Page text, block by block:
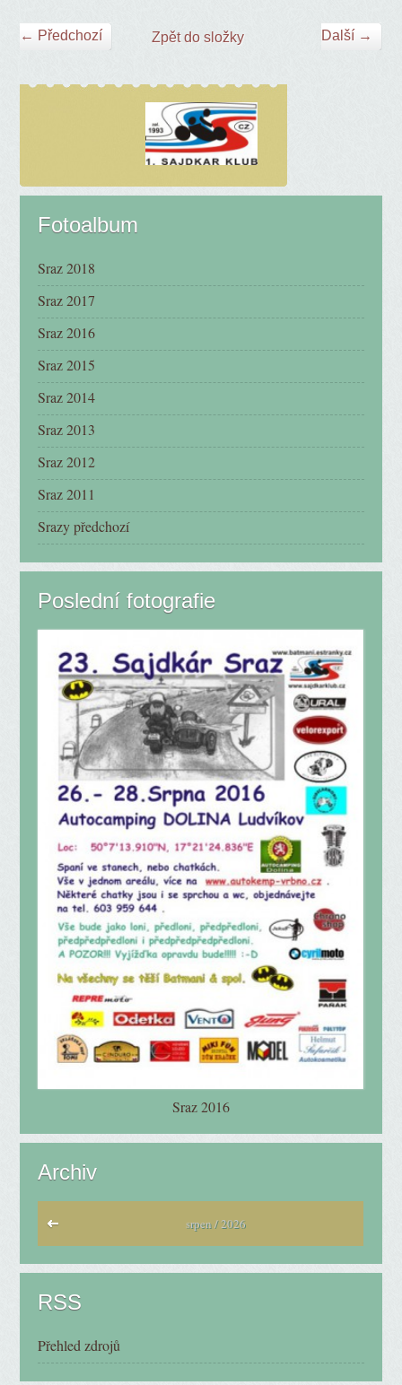
← Předchozí Další →
Zpět do složky
Fotoalbum
Sraz 2018
Sraz 2017
Sraz 2016
Sraz 2015
Sraz 2014
Sraz 2013
Sraz 2012
Sraz 2011
Srazy předchozí
Poslední fotografie
Sraz 2016
Archiv
srpen / 2026
RSS
Přehled zdrojů